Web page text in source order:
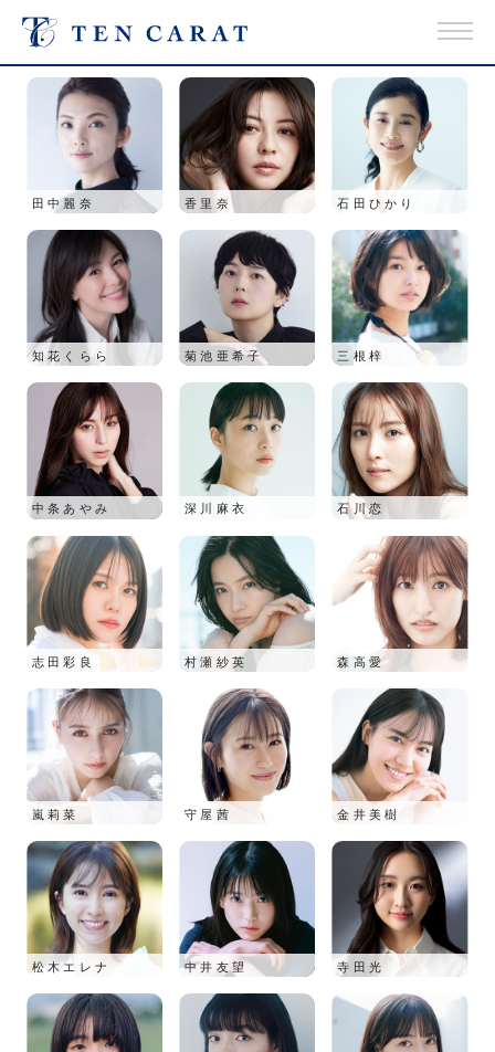
田中麗奈 香里奈 石田ひかり
知花くらら 菊池亜希子 三根梓
中条あやみ 深川麻衣 石川恋
志田彩良 村瀬紗英 森高愛
嵐莉菜 守屋茜 金井美樹
松木エレナ 中井友望 寺田光